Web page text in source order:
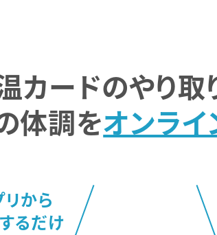
カードのやり取
体調をオンラ
から
るだけ